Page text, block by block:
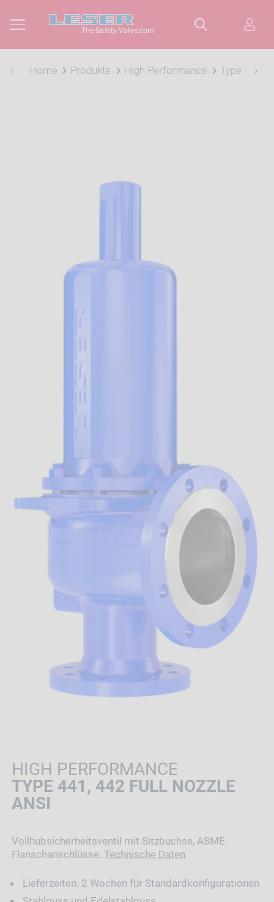
The-Safety-Valve.com
Home Produkte High Performance Type 441,
HIGH PERFORMANCE
TYPE 441, 442 FULL NOZZLE
ANSI
Vollhubsicherheitsventil mit Sitzbuchse, ASME
Flanschanschlüsse. Technische Daten
Lieferzeiten: 2 Wochen für Standardkonfigurationen